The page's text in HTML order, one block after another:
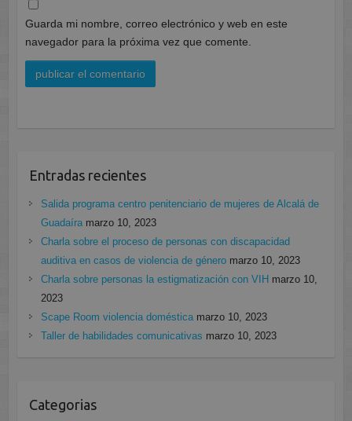
Guarda mi nombre, correo electrónico y web en este
navegador para la próxima vez que comente.
Entradas recientes
Salida programa centro penitenciario de mujeres de Alcalá de
Guadaíra marzo 10, 2023
Charla sobre el proceso de personas con discapacidad
auditiva en casos de violencia de género marzo 10, 2023
Charla sobre personas la estigmatización con VIH marzo 10,
2023
Scape Room violencia doméstica marzo 10, 2023
Taller de habilidades comunicativas marzo 10, 2023
Categorias